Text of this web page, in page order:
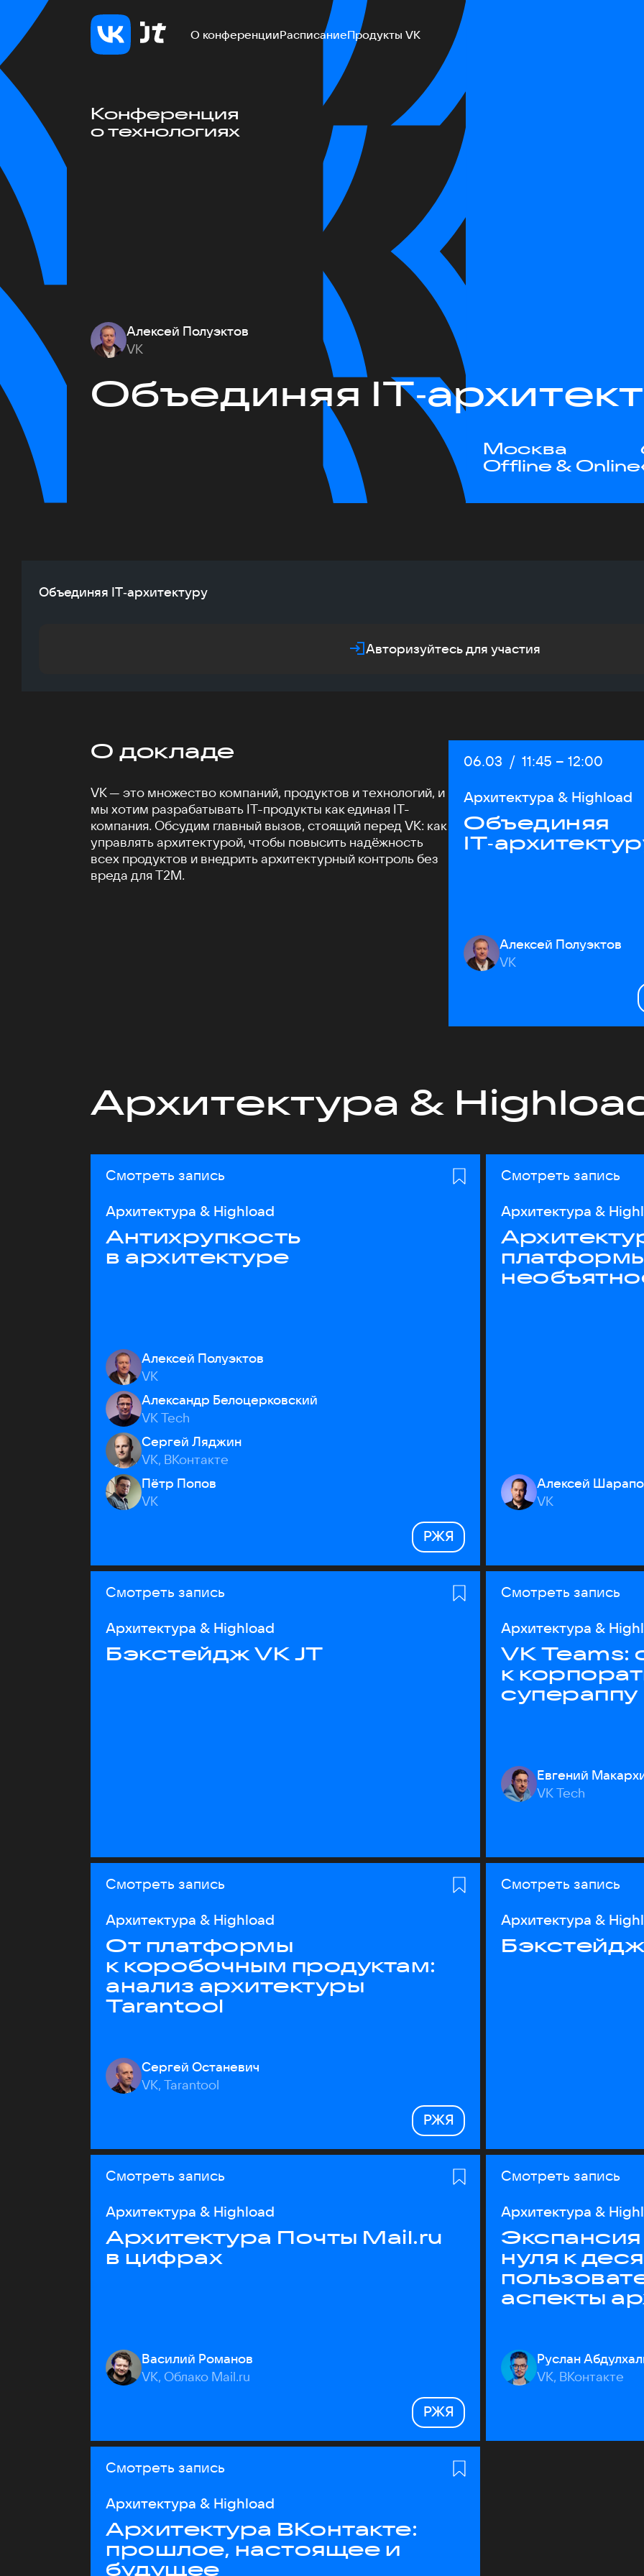
О конференцииРасписаниеПродукты VK
Конференция
о технологиях
Алексей Полуэктов
VK
Объединяя
Москва
Offline & Online
Объединяя IT‑архитектуру
Авторизуйтесь для участия
О докладе
VK — это множество компаний, продуктов и технологий, и
мы хотим разрабатывать IT-продукты как единая IT-
компания. Обсудим главный вызов, стоящий перед VK: как
управлять архитектурой, чтобы повысить надёжность
всех продуктов и внедрить архитектурный контроль без
вреда для T2M.
Дата:
06.03 / Начало:
11:45 – Конец:
12:00
Архитектура & Highload
Объединяя
Алексей Полуэктов
VK
Архитектура &
Смотреть запись
Архитектура & Highload
Антихрупкость
в архитектуре
Алексей Полуэктов
VK
Александр Белоцерковский
VK Tech
Сергей Ляджин
VK, ВКонтакте
Пётр Попов
VK
РЖЯ
Смотреть запись
Архитектура &
Алексей
VK
Смотреть запись
Архитектура & Highload
Бэкстейдж VK JT
Смотреть запись
Архитектура &
VK
к
супераппу
Евгений
VK Tech
Смотреть запись
Архитектура & Highload
От платформы
к коробочным продуктам:
анализ архитектуры
Tarantool
Сергей Останевич
VK, Tarantool
РЖЯ
Смотреть запись
Архитектура &
Бэкстейдж
Смотреть запись
Архитектура & Highload
Архитектура Почты Mail.ru
в цифрах
Василий Романов
VK, Облако Mail.ru
РЖЯ
Смотреть запись
Архитектура &
нуля к
аспекты
Руслан
VK, ВКонтакте
Смотреть запись
Архитектура & Highload
Архитектура ВКонтакте:
прошлое, настоящее и
будущее